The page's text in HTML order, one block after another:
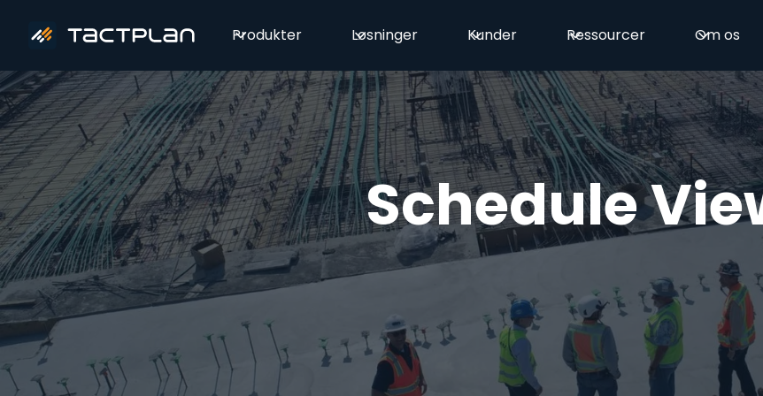
Produkter Løsninger Kunder Ressourcer Om os
Schedule